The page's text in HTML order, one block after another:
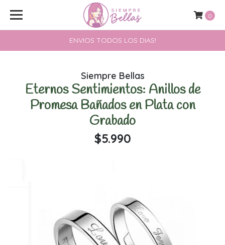
ENVIOS TODOS LOS DIAS!
0
Siempre Bellas
Eternos Sentimientos: Anillos de
Promesa Bañados en Plata con
Grabado
$5.990